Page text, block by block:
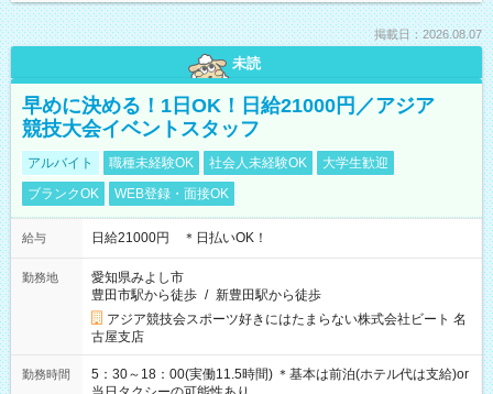
掲載日：2026.08.07
未読
早めに決める！1日OK！日給21000円／アジア
競技大会イベントスタッフ
アルバイト 職種未経験OK 社会人未経験OK
大学生歓迎
ブランクOK
WEB登録・面接OK
給与 日給21000円 ＊日払いOK！
勤務地
愛知県みよし市
豊田市駅から徒歩 / 新豊田駅から徒歩
アジア競技会スポーツ好きにはたまらない株式会社ビート 名
古屋支店
勤務時間
5：30～18：00(実働11.5時間) ＊基本は前泊(ホテル代は支給)or